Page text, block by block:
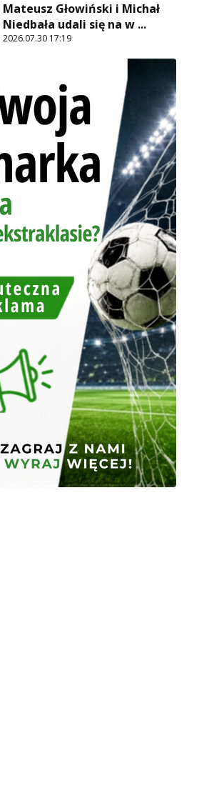
Mateusz Głowiński i Michał
Niedbała udali się na w ...
2026.07.30 17:19